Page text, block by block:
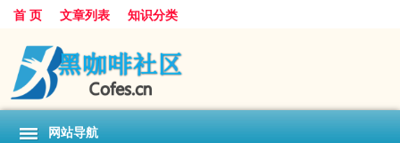
首 页 文章列表 知识分类
网站导航